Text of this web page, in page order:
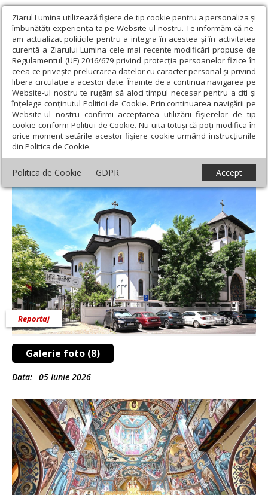
Ziarul Lumina utilizează fişiere de tip cookie pentru a personaliza și
îmbunătăți experiența ta pe Website-ul nostru. Te informăm că ne-
am actualizat politicile pentru a integra în acestea și în activitatea
curentă a Ziarului Lumina cele mai recente modificări propuse de
Regulamentul (UE) 2016/679 privind protecția persoanelor fizice în
ceea ce privește prelucrarea datelor cu caracter personal și privind
libera circulație a acestor date. Înainte de a continua navigarea pe
Website-ul nostru te rugăm să aloci timpul necesar pentru a citi și
înțelege conținutul Politicii de Cookie. Prin continuarea navigării pe
Website-ul nostru confirmi acceptarea utilizării fişierelor de tip
cookie conform Politicii de Cookie. Nu uita totuși că poți modifica în
orice moment setările acestor fişiere cookie urmând instrucțiunile
din Politica de Cookie.
Politica de Cookie GDPR Accept
Ziarul Lumina › Societate › Reportaj › Sclipirile Luminii: Biserica
„Sfânta Treime”-Militari din Bucureşti
Sclipirile Luminii: Biserica „Sfânta Treime”-
Militari din Bucureşti
Galerie foto (8)
Reportaj
Data: 05 Iunie 2026